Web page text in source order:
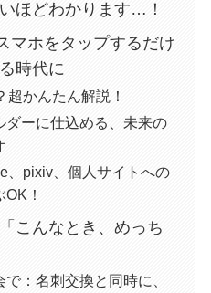
ほどわかります…！
マホをタップするだけ
時代に
超かんたん解説！
ダーに仕込める、未来の
、pixiv、個人サイトへの
！
こんなとき、めっち
：名刺交換と同時に、